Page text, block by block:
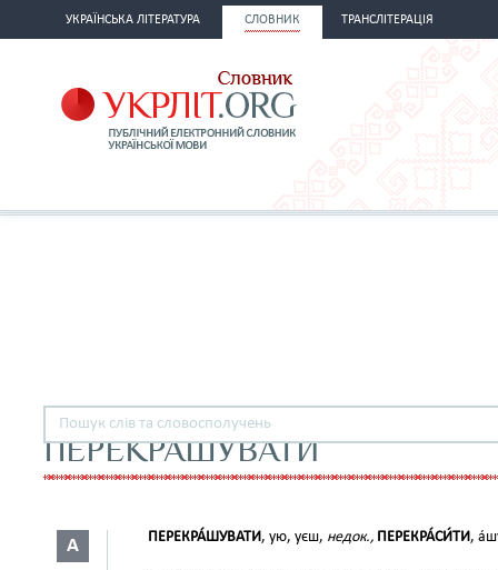
УКРАЇНСЬКА ЛІТЕРАТУРА СЛОВНИК ТРАНСЛІТЕРАЦІЯ
ПЕРЕКРАШУВАТИ
А ПЕРЕКРА́ШУВАТИ, ую, уєш, недок., ПЕРЕКРА́СИ́ТИ,